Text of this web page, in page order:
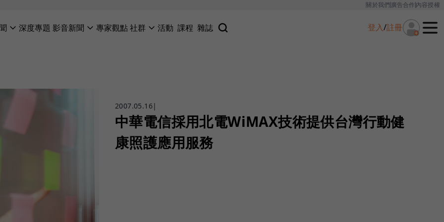
關於我們廣告合作內容授權
深度專題 影音新聞 專家觀點社群 活動 課程 雜誌 登入/註冊
2007.05.16|
中華電信採用北電WiMAX技術提供台灣行動健
康照護應用服務